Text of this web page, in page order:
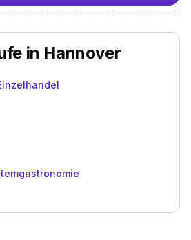
in Hannover